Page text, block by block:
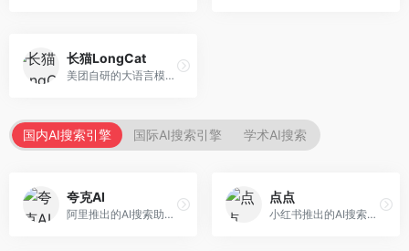
长猫LongCat
美团自研的大语言模型对话平台，专注于本地生活服务场景。面向美团生态用户，提供智能推荐、服务问答等功能，本地生活知识覆盖全面。
国内AI搜索引擎 国际AI搜索引擎 学术AI搜索
夸克AI
阿里推出的AI搜索助手，整合搜索与AI功能。面向年轻用户，提供智能搜索、文档处理、学习辅助等服务，与夸克生态深度整合。
点点
小红书推出的AI搜索应用，专注于生活方式内容搜索。面向小红书用户，提供生活攻略、消费决策、内容推荐等服务，生活方式内容丰富。